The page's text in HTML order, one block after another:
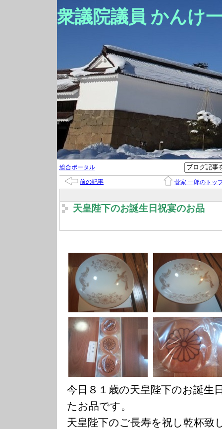
衆議院議員 かんけ
総合ポータル
前の記事 菅家 一郎のトッ
天皇陛下のお誕生日祝宴のお品
今日８１歳の天皇陛下のお誕生
たお品です。
天皇陛下のご長寿を祝し乾杯致